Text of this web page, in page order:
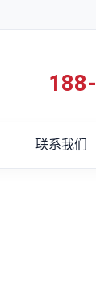
联系我们